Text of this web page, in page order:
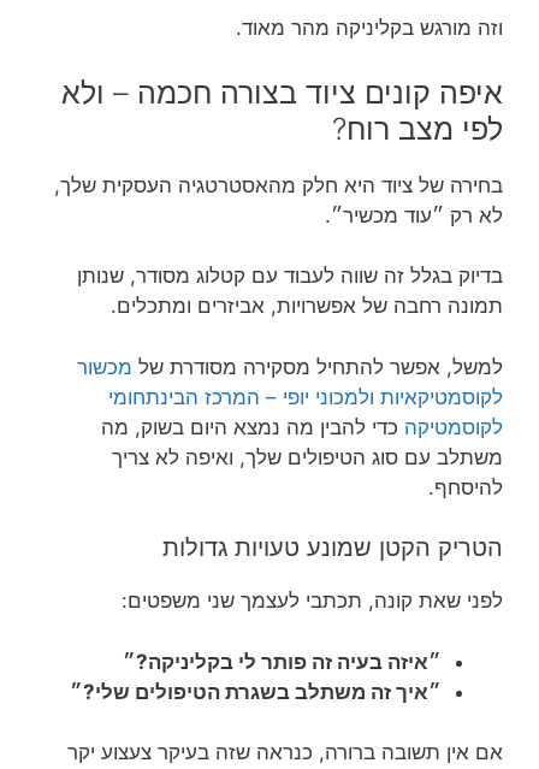
וזה מורגש בקליניקה מהר מאוד.
איפה קונים ציוד בצורה חכמה – ולא
לפי מצב רוח?
בחירה של ציוד היא חלק מהאסטרטגיה העסקית שלך,
לא רק ״עוד מכשיר״.
בדיוק בגלל זה שווה לעבוד עם קטלוג מסודר, שנותן
תמונה רחבה של אפשרויות, אביזרים ומתכלים.
למשל, אפשר להתחיל מסקירה מסודרת של מכשור
לקוסמטיקאיות ולמכוני יופי – המרכז הבינתחומי
לקוסמטיקה כדי להבין מה נמצא היום בשוק, מה
משתלב עם סוג הטיפולים שלך, ואיפה לא צריך
להיסחף.
הטריק הקטן שמונע טעויות גדולות
לפני שאת קונה, תכתבי לעצמך שני משפטים:
״איזה בעיה זה פותר לי בקליניקה?״
״איך זה משתלב בשגרת הטיפולים שלי?״
אם אין תשובה ברורה, כנראה שזה בעיקר צעצוע יקר